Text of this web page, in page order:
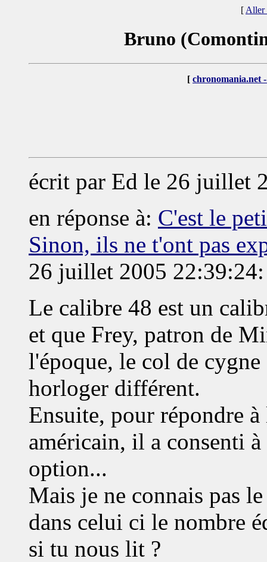
[ Aller
Bruno
[ chronomania.net
écrit par Ed le 26 juillet
en réponse à: C'est le
Sinon, ils ne t'ont pas
26 juillet 2005 22:39:24:
Le calibre 48 est un
et que Frey, patron de
l'époque, le col de
horloger différent.
Ensuite, pour répondre
américain, il a consenti
option...
Mais je ne connais pas
dans celui ci le nombre
si tu nous lit ?